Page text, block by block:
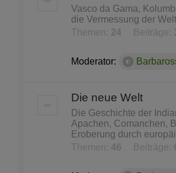
Vasco da Gama,
die Vermessung der Welt
Themen: 24 Beiträge:
Moderator:
Die neue Welt
Die Geschichte der
Apachen, Comanchen,
Eroberung durch
Themen: 46 Beiträge: